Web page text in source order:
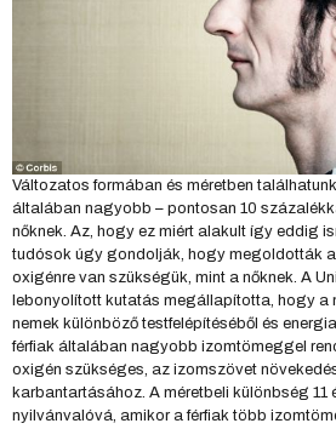
Változatos formában és méretben
általában nagyobb – pontosan 10
nőknek. Az, hogy ez miért alakult így eddig
tudósok úgy gondolják, hogy megoldották a
oxigénre van szükségük, mint a nőknek. A
lebonyolított kutatás megállapította, hogy a
nemek különböző testfelépítéséből és
férfiak általában nagyobb izomtömeggel
oxigén szükséges, az izomszövet
karbantartásához. A méretbeli különbség 11
nyilvánvalóvá, amikor a férfiak több